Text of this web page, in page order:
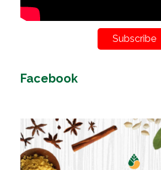
Subscribe
Facebook